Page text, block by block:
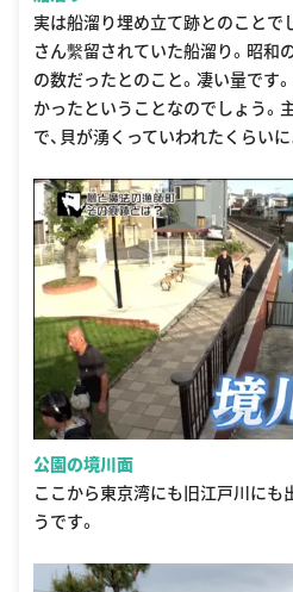
実は船溜り埋め立て跡とのことで
さん繫留されていた船溜り。昭和
の数だったとのこと。凄い量です
かったということなのでしょう。
で、貝が湧くっていわれたくらい
公園の境川面
ここから東京湾にも旧江戸川にも
うです。